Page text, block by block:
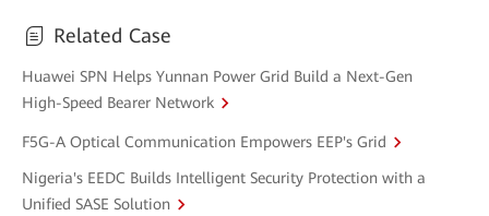
Related Case
Huawei SPN Helps Yunnan Power Grid Build a Next-Gen
High-Speed Bearer Network
F5G-A Optical Communication Empowers EEP's Grid
Nigeria's EEDC Builds Intelligent Security Protection with a
Unified SASE Solution